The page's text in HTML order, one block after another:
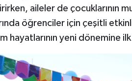
aileler de çocuklarının
öğrenciler için çeşitli
hayatlarının yeni dönemine ilk